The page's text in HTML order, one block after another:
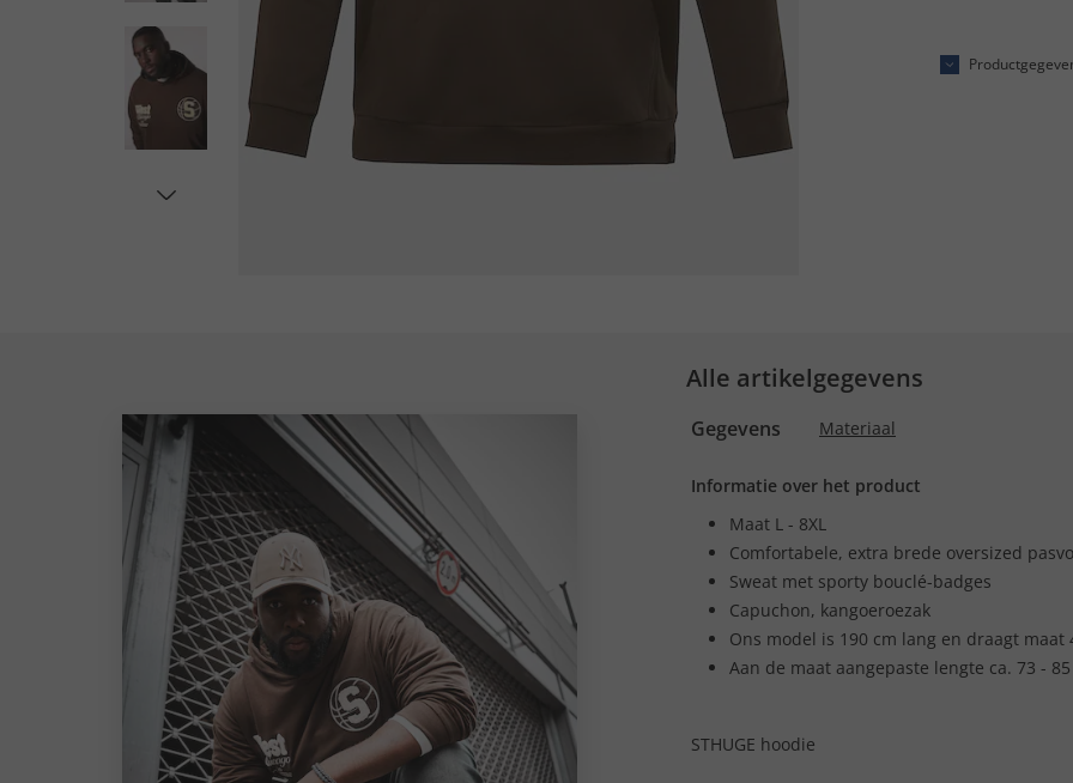
Alle artikelgegevens
Gegevens Materiaal
Informatie over het product
Maat L - 8XL
Comfortabele, extra brede oversized
Sweat met sporty bouclé-badges
Capuchon, kangoeroezak
Ons model is 190 cm lang en draagt maat
Aan de maat aangepaste lengte ca. 73 -
STHUGE hoodie